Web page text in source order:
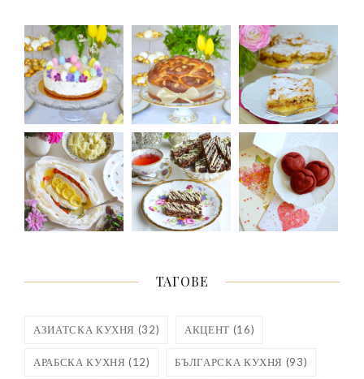
ТАГОВЕ
АЗИАТСКА КУХНЯ (32) АКЦЕНТ (16)
АРАБСКА КУХНЯ (12) БЪЛГАРСКА КУХНЯ (93)